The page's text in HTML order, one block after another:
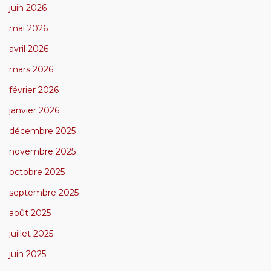
juin 2026
mai 2026
avril 2026
mars 2026
février 2026
janvier 2026
décembre 2025
novembre 2025
octobre 2025
septembre 2025
août 2025
juillet 2025
juin 2025